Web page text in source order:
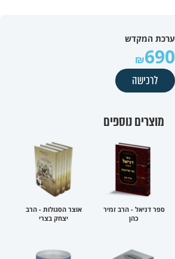
ערכת המקדש
690
לרכישה
מוצרים נוספים
ספר דניאל - הרב זמיר
כהן
אוצר הסגולות - הרב
יצחק בצרי